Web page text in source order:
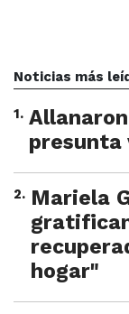
Noticias más
1.
presunta
2. Mariela
hogar"